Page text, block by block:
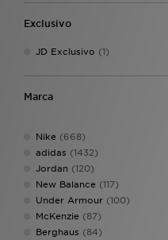
Exclusivo
JD Exclusivo (1)
Marca
Nike (668)
adidas (1432)
Jordan (120)
New Balance (117)
Under Armour (100)
McKenzie (87)
Berghaus (84)